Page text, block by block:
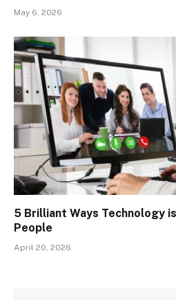
May 6, 2026
5 Brilliant Ways Technology
People
April 20, 2026